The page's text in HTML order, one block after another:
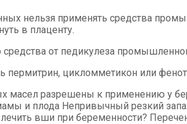
нельзя применять средства
в плаценту.
от педикулеза
пермитрин, цикломметикон или
масел разрешены к применению у
и плода Непривычный резкий
вши при беременности?